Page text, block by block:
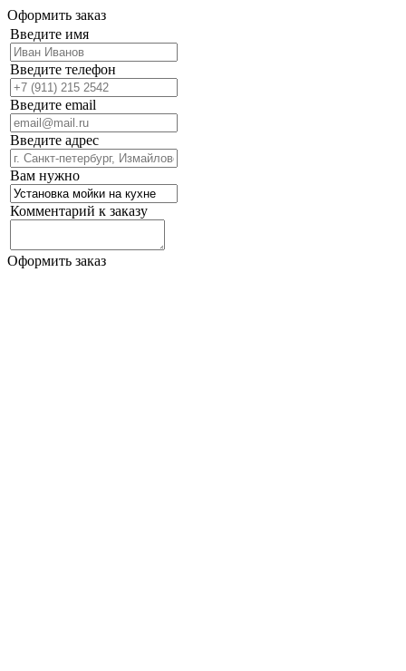
Оформить заказ
Введите имя
Введите телефон
Введите email
Введите адрес
Вам нужно
Комментарий к заказу
Оформить заказ